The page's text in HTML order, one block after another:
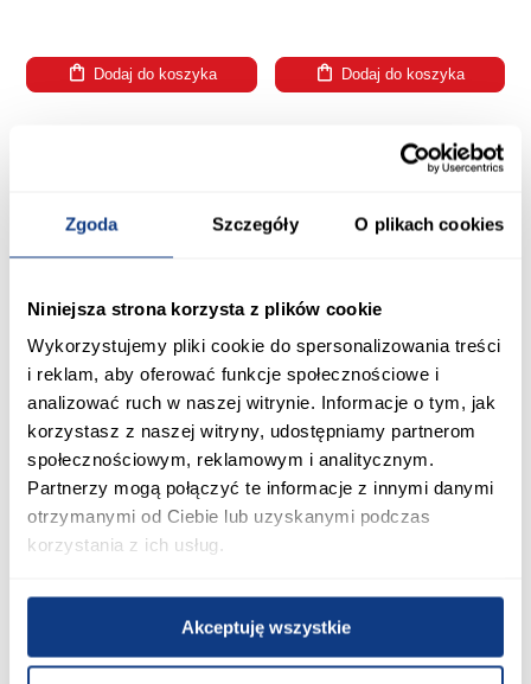
Zgoda Szczegóły O plikach cookies
Niniejsza strona korzysta z plików cookie
Wykorzystujemy pliki cookie do spersonalizowania treści
i reklam, aby oferować funkcje społecznościowe i
analizować ruch w naszej witrynie. Informacje o tym, jak
korzystasz z naszej witryny, udostępniamy partnerom
społecznościowym, reklamowym i analitycznym.
Partnerzy mogą połączyć te informacje z innymi danymi
otrzymanymi od Ciebie lub uzyskanymi podczas
korzystania z ich usług.
Akceptuję wszystkie
Dodaj do koszyka Dodaj do koszyka
Szczotka druciana do fug KT-
CX17
36,69 zł
Dodaj do koszyka
Zestaw szczotek drucianych KT-
CX14
55,99 zł
Dodaj do koszyka